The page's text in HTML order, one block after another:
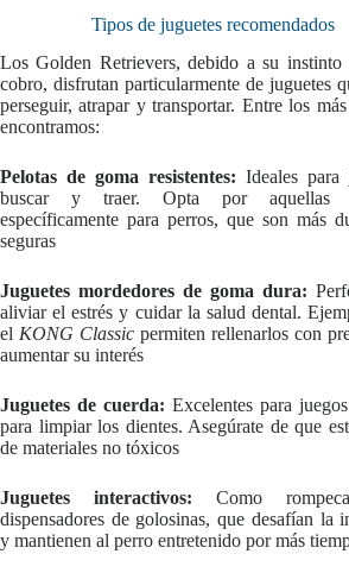
Tipos de juguetes recomendados
Los Golden Retrievers, debido a su instinto
cobro, disfrutan particularmente de juguetes
perseguir, atrapar y transportar. Entre los
encontramos:
Pelotas de goma resistentes: Ideales para
buscar y traer. Opta por aquellas
específicamente para perros, que son más
seguras
Juguetes mordedores de goma dura:
aliviar el estrés y cuidar la salud dental.
el KONG Classic permiten rellenarlos con
aumentar su interés
Juguetes de cuerda: Excelentes para
para limpiar los dientes. Asegúrate de que
de materiales no tóxicos
Juguetes interactivos: Como
dispensadores de golosinas, que desafían la
y mantienen al perro entretenido por más